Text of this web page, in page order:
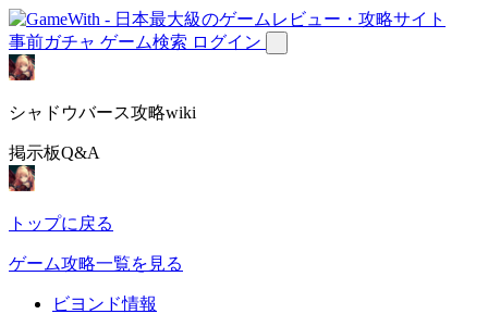
事前ガチャ ゲーム検索 ログイン
シャドウバース攻略wiki
掲示板Q&A
トップに戻る
ゲーム攻略一覧を見る
ビヨンド情報